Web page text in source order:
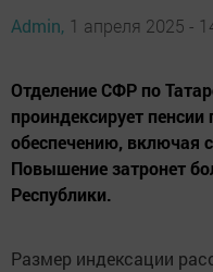
Admin, 1 апреля 2025 -
Отделение СФР по
проиндексирует пенсии
обеспечению, включая
Повышение затронет
Республики.
Размер индексации